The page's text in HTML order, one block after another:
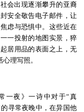
会出现逐渐攀升的亚裔
安全敬告电子邮件，让
虑与恐惧中。这些近在
一投射的地图实景，猝
居用品的表面之上，无
理写照。
一夜》一诗中对于“真
寻常夜晚中，在异国他